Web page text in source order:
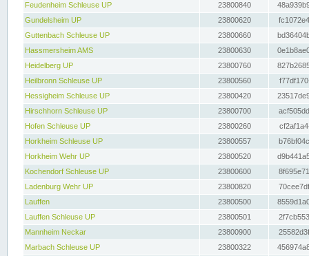
Feudenheim Schleuse UP
23800840
Gundelsheim UP
23800620
Guttenbach Schleuse UP
23800660
Hassmersheim AMS
23800630
Heidelberg UP
23800760
Heilbronn Schleuse UP
23800560
Hessigheim Schleuse UP
23800420
Hirschhorn Schleuse UP
23800700
Hofen Schleuse UP
23800260
Horkheim Schleuse UP
23800557
Horkheim Wehr UP
23800520
Kochendorf Schleuse UP
23800600
Ladenburg Wehr UP
23800820
Lauffen
23800500
Lauffen Schleuse UP
23800501
Mannheim Neckar
23800900
Marbach Schleuse UP
23800322